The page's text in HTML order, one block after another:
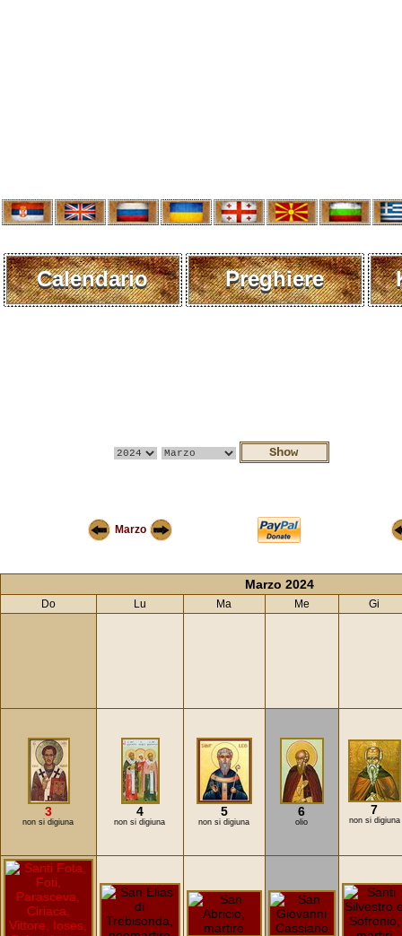
Calendario Preghiere
Marzo
Marzo 2024
Do Lu Ma Me Gi
3
non si digiuna
4
non si digiuna
5
non si digiuna
6
olio
7
non si digiuna